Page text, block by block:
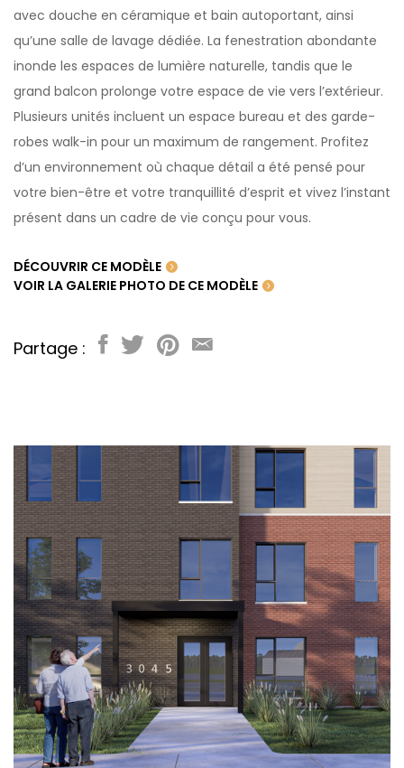
avec douche en céramique et bain autoportant, ainsi
qu’une salle de lavage dédiée. La fenestration abondante
inonde les espaces de lumière naturelle, tandis que le
grand balcon prolonge votre espace de vie vers l’extérieur.
Plusieurs unités incluent un espace bureau et des garde-
robes walk-in pour un maximum de rangement. Profitez
d’un environnement où chaque détail a été pensé pour
votre bien-être et votre tranquillité d’esprit et vivez l’instant
présent dans un cadre de vie conçu pour vous.
DÉCOUVRIR CE MODÈLE
VOIR LA GALERIE PHOTO DE CE MODÈLE
Partage :